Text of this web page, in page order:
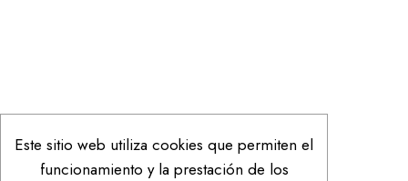
Este sitio web utiliza cookies que permiten el
funcionamiento y la prestación de los